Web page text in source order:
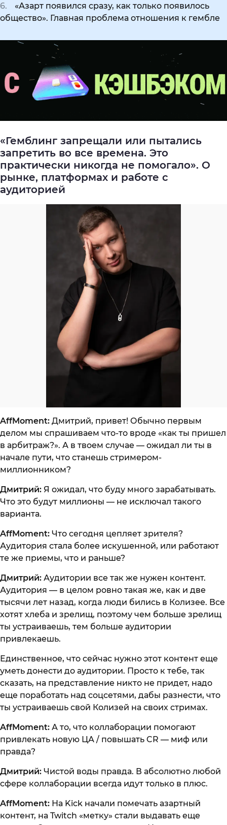
«Азарт появился сразу, как только появилось
общество». Главная проблема отношения к гембле
«Гемблинг запрещали или пытались
запретить во все времена. Это
практически никогда не помогало». О
рынке, платформах и работе с
аудиторией
AffMoment: Дмитрий, привет! Обычно первым
делом мы спрашиваем что-то вроде «как ты пришел
в арбитраж?». А в твоем случае — ожидал ли ты в
начале пути, что станешь стримером-
миллионником?
Дмитрий: Я ожидал, что буду много зарабатывать.
Что это будут миллионы — не исключал такого
варианта.
AffMoment: Что сегодня цепляет зрителя?
Аудитория стала более искушенной, или работают
те же приемы, что и раньше?
Дмитрий: Аудитории все так же нужен контент.
Аудитория — в целом ровно такая же, как и две
тысячи лет назад, когда люди бились в Колизее. Все
хотят хлеба и зрелищ, поэтому чем больше зрелищ
ты устраиваешь, тем больше аудитории
привлекаешь.
Единственное, что сейчас нужно этот контент еще
уметь донести до аудитории. Просто к тебе, так
сказать, на представление никто не придет, надо
еще поработать над соцсетями, дабы разнести, что
ты устраиваешь свой Колизей на своих стримах.
AffMoment: А то, что коллаборации помогают
привлекать новую ЦА / повышать CR — миф или
правда?
Дмитрий: Чистой воды правда. В абсолютно любой
сфере коллаборации всегда идут только в плюс.
AffMoment: На Kick начали помечать азартный
контент, на Twitch «метку» стали выдавать еще